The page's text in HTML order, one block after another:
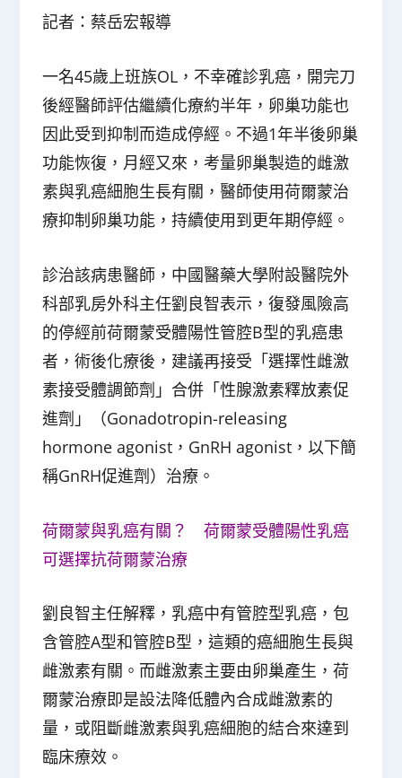
記者：蔡岳宏報導
一名45歲上班族OL，不幸確診乳癌，開完刀
後經醫師評估繼續化療約半年，卵巢功能也
因此受到抑制而造成停經。不過1年半後卵巢
功能恢復，月經又來，考量卵巢製造的雌激
素與乳癌細胞生長有關，醫師使用荷爾蒙治
療抑制卵巢功能，持續使用到更年期停經。
診治該病患醫師，中國醫藥大學附設醫院外
科部乳房外科主任劉良智表示，復發風險高
的停經前荷爾蒙受體陽性管腔B型的乳癌患
者，術後化療後，建議再接受「選擇性雌激
素接受體調節劑」合併「性腺激素釋放素促
進劑」（Gonadotropin-releasing
hormone agonist，GnRH agonist，以下簡
稱GnRH促進劑）治療。
荷爾蒙與乳癌有關？ 荷爾蒙受體陽性乳癌
可選擇抗荷爾蒙治療
劉良智主任解釋，乳癌中有管腔型乳癌，包
含管腔A型和管腔B型，這類的癌細胞生長與
雌激素有關。而雌激素主要由卵巢產生，荷
爾蒙治療即是設法降低體內合成雌激素的
量，或阻斷雌激素與乳癌細胞的結合來達到
臨床療效。